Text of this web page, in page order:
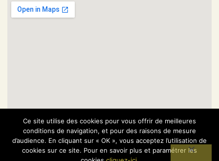
Plan du site
Mentions légales et Politique de confidentialité
Formulaire de contact
Réservation
Ce site utilise des cookies pour vous offrir de meilleures
conditions de navigation, et pour des raisons de mesure
d’audience. En cliquant sur « OK », vous acceptez l’utilisation de
cookies sur ce site. Pour en savoir plus et paramétrer les